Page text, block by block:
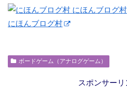
にほんブログ村
ボードゲーム（アナログゲーム）
スポンサーリ